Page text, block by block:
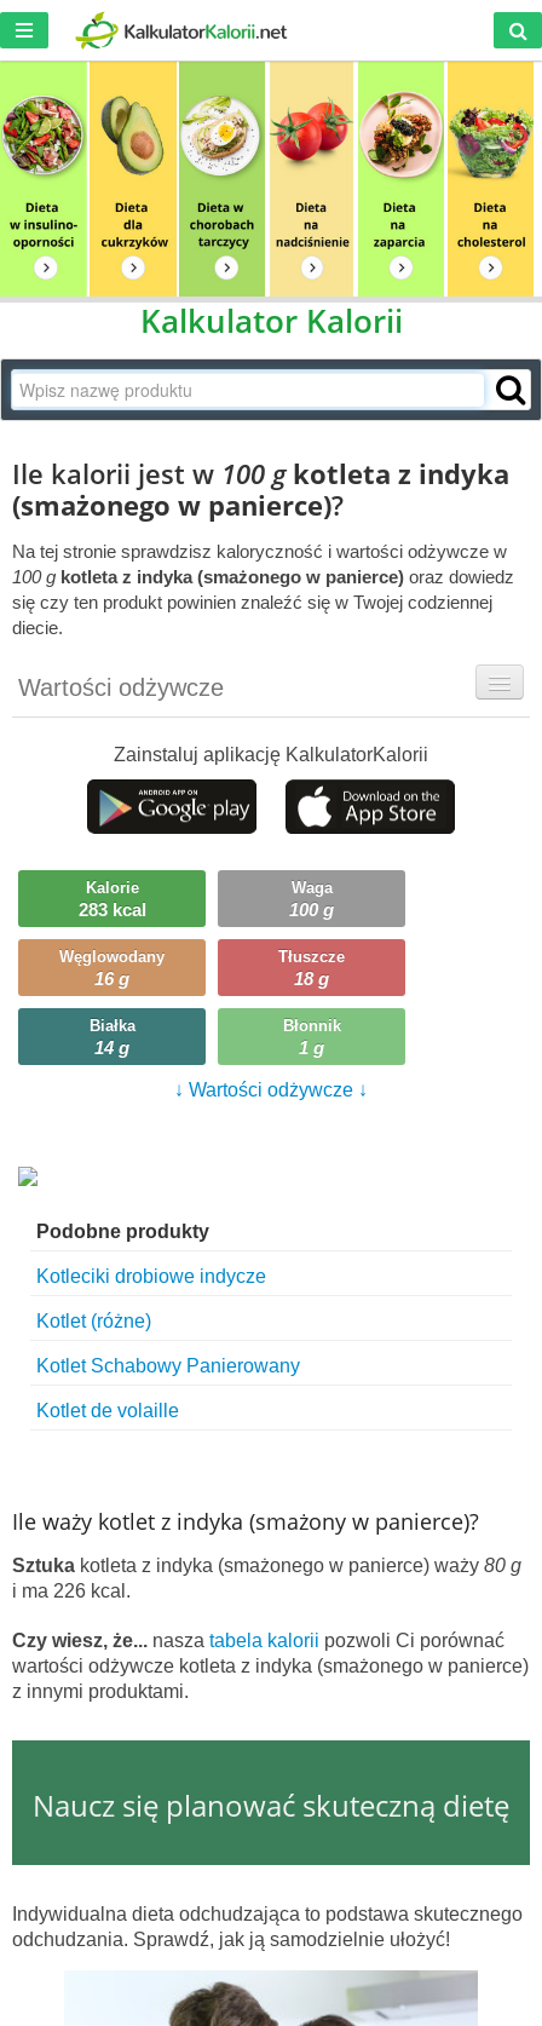
Kalkulator Kalorii
Ile kalorii jest w 100 g kotleta z indyka
(smażonego w panierce)?
Na tej stronie sprawdzisz kaloryczność i wartości odżywcze w
100 g kotleta z indyka (smażonego w panierce) oraz dowiedz
się czy ten produkt powinien znaleźć się w Twojej codziennej
diecie.
Wartości odżywcze
Szczegółówe informacje
Ciekawostki
Ile możesz zjeść?
Zainstaluj aplikację KalkulatorKalorii
Kalorie
283 kcal
Waga
100 g
Węglowodany
16 g
Tłuszcze
18 g
Białka
14 g
Błonnik
1 g
↓ Wartości odżywcze ↓
Podobne produkty
Kotleciki drobiowe indycze
Kotlet (różne)
Kotlet Schabowy Panierowany
Kotlet de volaille
Ile waży kotlet z indyka (smażony w panierce)?
Sztuka kotleta z indyka (smażonego w panierce) waży 80 g
i ma 226 kcal.
Czy wiesz, że... nasza tabela kalorii pozwoli Ci porównać
wartości odżywcze kotleta z indyka (smażonego w panierce)
z innymi produktami.
Naucz się planować skuteczną dietę
Indywidualna dieta odchudzająca to podstawa skutecznego
odchudzania. Sprawdź, jak ją samodzielnie ułożyć!